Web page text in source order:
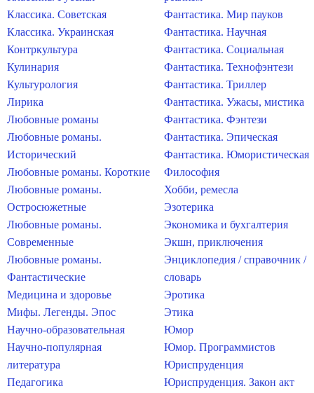
Классика. Советская
Классика. Украинская
Контркультура
Кулинария
Культурология
Лирика
Любовные романы
Любовные романы.
Исторический
Любовные романы. Короткие
Любовные романы.
Остросюжетные
Любовные романы.
Современные
Любовные романы.
Фантастические
Медицина и здоровье
Мифы. Легенды. Эпос
Научно-образовательная
Научно-популярная
литература
Педагогика
Фантастика. Мир пауков
Фантастика. Научная
Фантастика. Социальная
Фантастика. Технофэнтези
Фантастика. Триллер
Фантастика. Ужасы, мистика
Фантастика. Фэнтези
Фантастика. Эпическая
Фантастика. Юмористическая
Философия
Хобби, ремесла
Эзотерика
Экономика и бухгалтерия
Экшн, приключения
Энциклопедия / справочник /
словарь
Эротика
Этика
Юмор
Юмор. Программистов
Юриспруденция
Юриспруденция. Закон акт